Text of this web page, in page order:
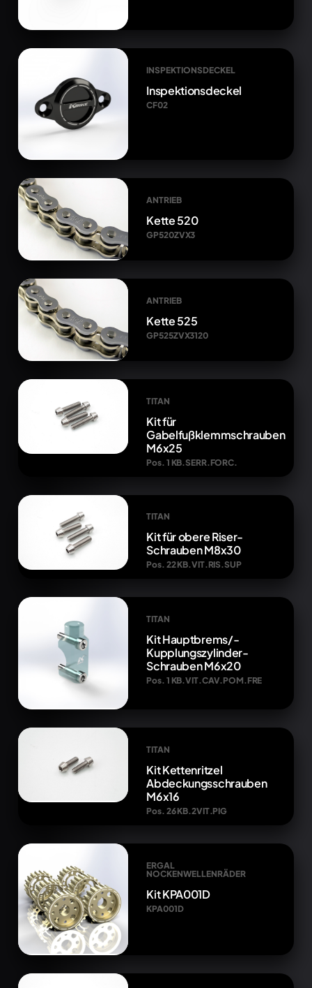
INSPEKTIONSDECKEL
Inspektionsdeckel
CF02
ANTRIEB
Kette 520
GP520ZVX3
ANTRIEB
Kette 525
GP525ZVX3120
TITAN
Kit für
Gabelfußklemmschrauben
M6x25
Pos. 1 KB.SERR.FORC.
TITAN
Kit für obere Riser-
Schrauben M8x30
Pos. 22 KB.VIT.RIS.SUP
TITAN
Kit Hauptbrems/-
Kupplungszylinder-
Schrauben M6x20
Pos. 1 KB.VIT.CAV.POM.FRE
TITAN
Kit Kettenritzel
Abdeckungsschrauben
M6x16
Pos. 26 KB.2VIT.PIG
ERGAL
NOCKENWELLENRÄDER
Kit KPA001D
KPA001D